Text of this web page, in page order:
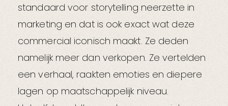
standaard voor storytelling neerzette in
marketing en dat is ook exact wat deze
commercial iconisch maakt. Ze deden
namelijk meer dan verkopen. Ze vertelden
een verhaal, raakten emoties en diepere
lagen op maatschappelijk niveau.